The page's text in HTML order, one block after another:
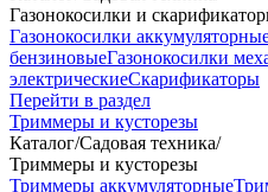
Газонокосилки и
Газонокосилки
бензиновыеГазонокосилки
электрическиеСкарификаторы
Перейти в раздел
Триммеры и кусторезы
Каталог/Садовая техника/
Триммеры и кусторезы
Триммеры аккумуляторные